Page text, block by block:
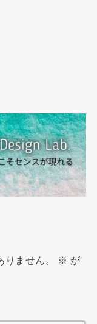
ません。 ※ が